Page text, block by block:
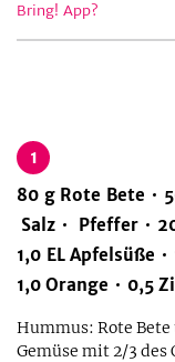
Bring! App?
1
80 g Rote Bete
Salz
Pfeffer
1,0 EL Apfelsüße
1,0 Orange 0,5
Hummus: Rote
Gemüse mit 2/3